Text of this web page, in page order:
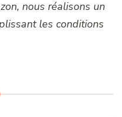
nous réalisons un
les conditions